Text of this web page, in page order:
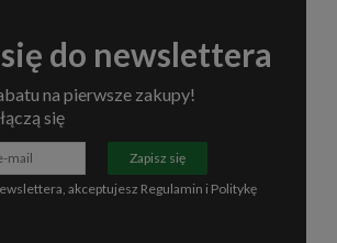
do newslettera
na pierwsze zakupy!
się
Zapisz się
akceptujesz Regulamin i Politykę